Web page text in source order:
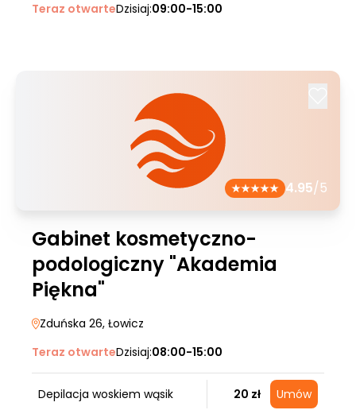
Teraz otwarteDzisiaj:09:00-15:00
4.95/5
Gabinet kosmetyczno-
podologiczny "Akademia
Piękna"
Zduńska 26, Łowicz
Teraz otwarteDzisiaj:08:00-15:00
Depilacja woskiem wąsik 20 zł Umów